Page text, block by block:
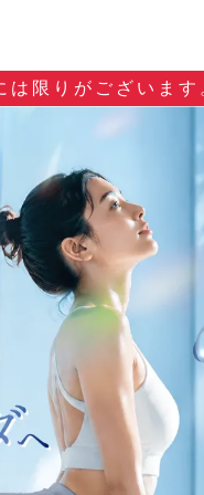
は限りがございます